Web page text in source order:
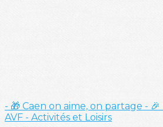
- 🎁 Caen on aime, on partage -
AVF - Activités et Loisirs